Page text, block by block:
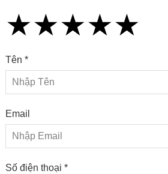
★
★★
★★★
★★★★
★★★★★
Tên *
Email
Số điện thoại *